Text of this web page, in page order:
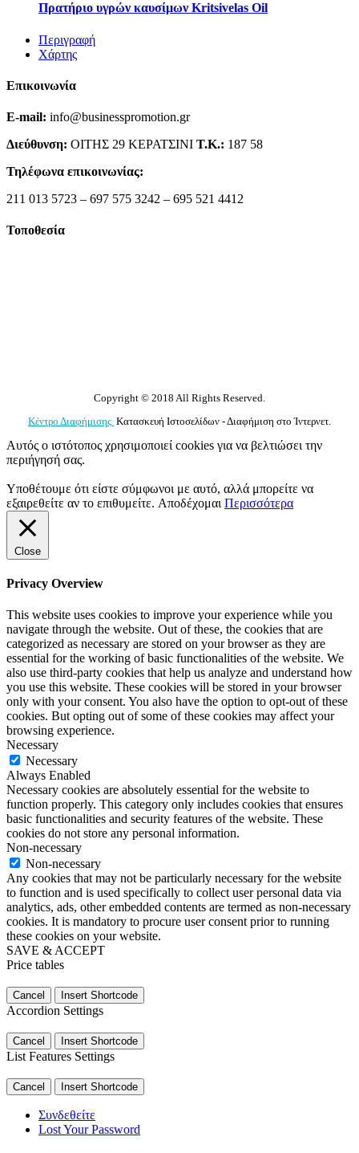
Πρατήριο υγρών καυσίμων Kritsivelas Oil
Περιγραφή
Χάρτης
Επικοινωνία
E-mail: info@businesspromotion.gr
Διεύθυνση: ΟΙΤΗΣ 29 ΚΕΡΑΤΣΙΝΙ Τ.Κ.: 187 58
Τηλέφωνα επικοινωνίας:
211 013 5723 – 697 575 3242 – 695 521 4412
Τοποθεσία
Copyright © 2018 All Rights Reserved.
Κέντρο Διαφήμισης Κατασκευή Ιστοσελίδων - Διαφήμιση στο Ίντερνετ.
Αυτός ο ιστότοπος χρησιμοποιεί cookies για να βελτιώσει την
περιήγησή σας.
Υποθέτουμε ότι είστε σύμφωνοι με αυτό, αλλά μπορείτε να
εξαιρεθείτε αν το επιθυμείτε. Αποδέχομαι Περισσότερα
Close
Privacy Overview
This website uses cookies to improve your experience while you
navigate through the website. Out of these, the cookies that are
categorized as necessary are stored on your browser as they are
essential for the working of basic functionalities of the website. We
also use third-party cookies that help us analyze and understand how
you use this website. These cookies will be stored in your browser
only with your consent. You also have the option to opt-out of these
cookies. But opting out of some of these cookies may affect your
browsing experience.
Necessary
Necessary
Always Enabled
Necessary cookies are absolutely essential for the website to
function properly. This category only includes cookies that ensures
basic functionalities and security features of the website. These
cookies do not store any personal information.
Non-necessary
Non-necessary
Any cookies that may not be particularly necessary for the website
to function and is used specifically to collect user personal data via
analytics, ads, other embedded contents are termed as non-necessary
cookies. It is mandatory to procure user consent prior to running
these cookies on your website.
SAVE & ACCEPT
Price tables
Cancel Insert Shortcode
Accordion Settings
Cancel Insert Shortcode
List Features Settings
Cancel Insert Shortcode
Συνδεθείτε
Lost Your Password